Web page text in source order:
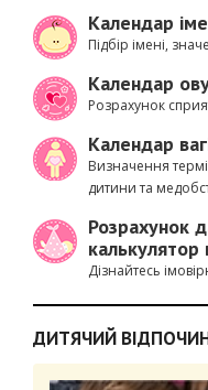
Календар
Підбір імені,
Календар
Розрахунок
Календар
Визначення
дитини та
Розрахунок
калькулятор
Дізнайтесь
ДИТЯЧИЙ